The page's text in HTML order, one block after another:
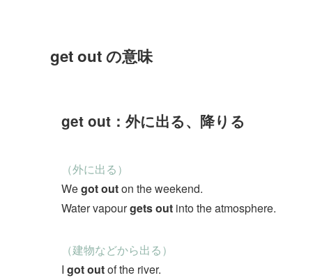
get out の意味
get out：外に出る、降りる
（外に出る）
Wegot outon the weekend.
Water vapourgets out into the atmosphere.
（建物などから出る）
I got outof the river.